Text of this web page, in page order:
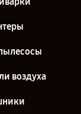
Active в г.
Active в г.
Active в г.
воздуха